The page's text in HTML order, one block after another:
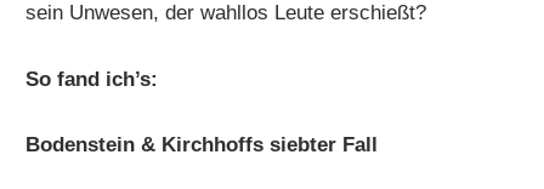
sein Unwesen, der wahllos Leute erschießt?
So fand ich’s:
Bodenstein & Kirchhoffs siebter Fall